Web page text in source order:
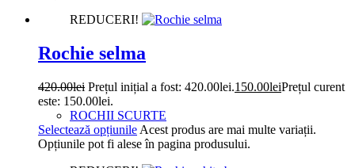
REDUCERI!
Rochie selma
420.00lei Prețul inițial a fost: 420.00lei.150.00leiPrețul curent
este: 150.00lei.
ROCHII SCURTE
Selectează opțiunile Acest produs are mai multe variații.
Opțiunile pot fi alese în pagina produsului.